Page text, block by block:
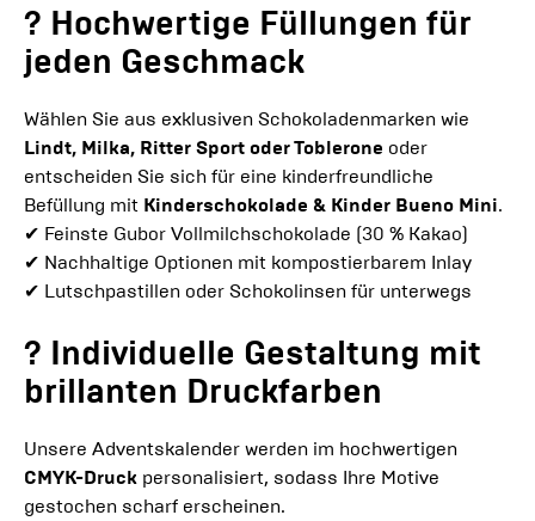
? Hochwertige Füllungen für
jeden Geschmack
Wählen Sie aus exklusiven Schokoladenmarken wie
Lindt, Milka, Ritter Sport oder Toblerone oder
entscheiden Sie sich für eine kinderfreundliche
Befüllung mit Kinderschokolade & Kinder Bueno Mini.
✔ Feinste Gubor Vollmilchschokolade (30 % Kakao)
✔ Nachhaltige Optionen mit kompostierbarem Inlay
✔ Lutschpastillen oder Schokolinsen für unterwegs
? Individuelle Gestaltung mit
brillanten Druckfarben
Unsere Adventskalender werden im hochwertigen
CMYK-Druck personalisiert, sodass Ihre Motive
gestochen scharf erscheinen.